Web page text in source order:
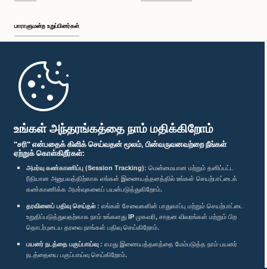
உங்கள் அந்தரங்கத்தை நாம் மதிக்கிறோம்
"சரி" என்பதைக் கிளிக் செய்வதன் மூலம், பின்வருவனவற்றை நீங்கள்
ஏற்றுக் கொள்கிறீர்கள்:
அமர்வு கண்காணிப்பு (Session Tracking): மென்மையான மற்றும் தனிப்பட்ட
ரீதியான அனுபவத்திற்காக எங்கள் இணையத்தளத்தில் உங்கள் செயற்பாட்டைக்
கண்காணிக்க அமர்வுகளைப் பயன்படுத்துகிறோம்.
தரவினைப் பதிவு செய்தல் : எங்கள் சேவைகளின் பாதுகாப்பு மற்றும் செயற்பாட்டை
உறுதிப்படுத்துவதற்காக நாம் உங்களது IP முகவரி, சாதன விவரங்கள் மற்றும் பிற
தொடர்புடைய தரவை நாங்கள் பதிவு செய்கிறோம்.
பயனர் நடத்தை பகுப்பாய்வு : எமது இணையத்தளத்தை மேம்படுத்த நாம் பயனர்
நடத்தையை பகுப்பாய்வு செய்கிறோம்.
பாராளுமன்ற உறுப்பினர்கள்
முதற்பக்கம்
பாராளுமன்ற கையடக்க செயலி
எம்மை பின்தொடர்க :
விருதுகள்
தனியுரிமைக் கொள்கை